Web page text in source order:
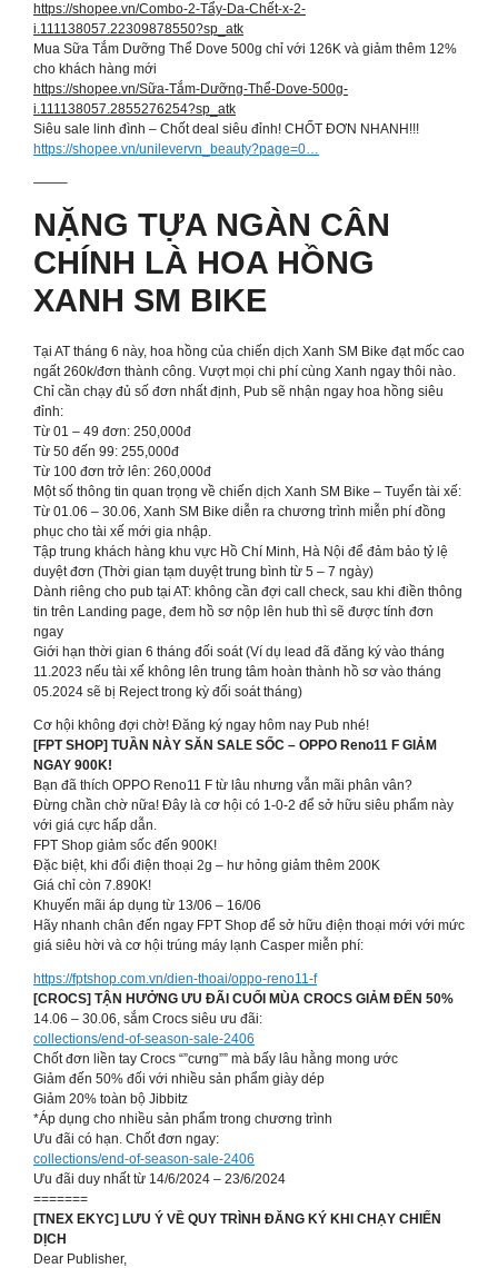
https://shopee.vn/Combo-2-Tẩy-Da-Chết-x-2-
i.111138057.22309878550?sp_atk
Mua Sữa Tắm Dưỡng Thể Dove 500g chỉ với 126K và giảm thêm 12%
cho khách hàng mới
https://shopee.vn/Sữa-Tắm-Dưỡng-Thể-Dove-500g-
i.111138057.2855276254?sp_atk
Siêu sale linh đình – Chốt deal siêu đỉnh! CHỐT ĐƠN NHANH!!!
https://shopee.vn/unilevervn_beauty?page=0…
——–
NẶNG TỰA NGÀN CÂN
CHÍNH LÀ HOA HỒNG
XANH SM BIKE
Tại AT tháng 6 này, hoa hồng của chiến dịch Xanh SM Bike đạt mốc cao
ngất 260k/đơn thành công. Vượt mọi chi phí cùng Xanh ngay thôi nào.
Chỉ cần chạy đủ số đơn nhất định, Pub sẽ nhận ngay hoa hồng siêu
đỉnh:
Từ 01 – 49 đơn: 250,000đ
Từ 50 đến 99: 255,000đ
Từ 100 đơn trở lên: 260,000đ
Một số thông tin quan trọng về chiến dịch Xanh SM Bike – Tuyển tài xế:
Từ 01.06 – 30.06, Xanh SM Bike diễn ra chương trình miễn phí đồng
phục cho tài xế mới gia nhập.
Tập trung khách hàng khu vực Hồ Chí Minh, Hà Nội để đảm bảo tỷ lệ
duyệt đơn (Thời gian tạm duyệt trung bình từ 5 – 7 ngày)
Dành riêng cho pub tại AT: không cần đợi call check, sau khi điền thông
tin trên Landing page, đem hồ sơ nộp lên hub thì sẽ được tính đơn
ngay
Giới hạn thời gian 6 tháng đối soát (Ví dụ lead đã đăng ký vào tháng
11.2023 nếu tài xế không lên trung tâm hoàn thành hồ sơ vào tháng
05.2024 sẽ bị Reject trong kỳ đối soát tháng)
Cơ hội không đợi chờ! Đăng ký ngay hôm nay Pub nhé!
[FPT SHOP] TUẦN NÀY SĂN SALE SỐC – OPPO Reno11 F GIẢM
NGAY 900K!
Bạn đã thích OPPO Reno11 F từ lâu nhưng vẫn mãi phân vân?
Đừng chần chờ nữa! Đây là cơ hội có 1-0-2 để sở hữu siêu phẩm này
với giá cực hấp dẫn.
FPT Shop giảm sốc đến 900K!
Đặc biệt, khi đổi điện thoại 2g – hư hỏng giảm thêm 200K
Giá chỉ còn 7.890K!
Khuyến mãi áp dụng từ 13/06 – 16/06
Hãy nhanh chân đến ngay FPT Shop để sở hữu điện thoại mới với mức
giá siêu hời và cơ hội trúng máy lạnh Casper miễn phí:
https://fptshop.com.vn/dien-thoai/oppo-reno11-f
[CROCS] TẬN HƯỞNG ƯU ĐÃI CUỐI MÙA CROCS GIẢM ĐẾN 50%
14.06 – 30.06, sắm Crocs siêu ưu đãi:
collections/end-of-season-sale-2406
Chốt đơn liền tay Crocs “”cưng”” mà bấy lâu hằng mong ước
Giảm đến 50% đối với nhiều sản phẩm giày dép
Giảm 20% toàn bộ Jibbitz
*Áp dụng cho nhiều sản phẩm trong chương trình
Ưu đãi có hạn. Chốt đơn ngay:
collections/end-of-season-sale-2406
Ưu đãi duy nhất từ 14/6/2024 – 23/6/2024
=======
[TNEX EKYC] LƯU Ý VỀ QUY TRÌNH ĐĂNG KÝ KHI CHẠY CHIẾN
DỊCH
Dear Publisher,